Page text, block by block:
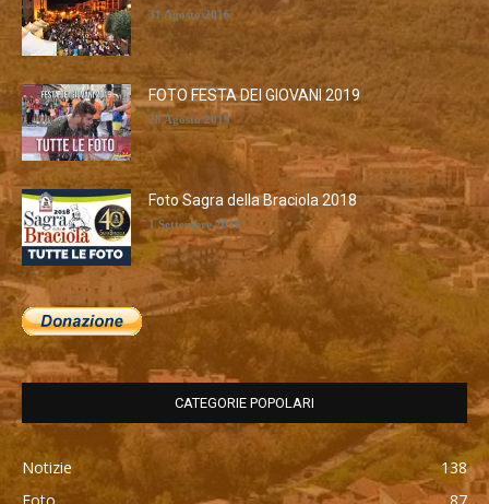
31 Agosto 2016
FOTO FESTA DEI GIOVANI 2019
28 Agosto 2019
Foto Sagra della Braciola 2018
1 Settembre 2018
CATEGORIE POPOLARI
Notizie
138